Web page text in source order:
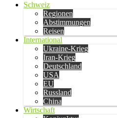
Schweiz
Regionen
Abstimmungen
Reisen
International
Ukraine-Krieg
Iran-Krieg
Deutschland
USA
EU
Russland
China
Wirtschaft